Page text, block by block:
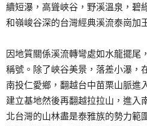
續短瀑，高聳峽谷，野溪溫泉，碧
和嶺峻谷深的台灣經典溪流泰崗加
因地質關係溪流轉彎處如水龍擺尾
稱號。除了峽谷美景，落差小瀑，
南投仁愛鄉，翻越台中苗栗山脈進
建立基地然後再翻越拉拉山，進入
北台灣的山林盡是泰雅族的勢力範